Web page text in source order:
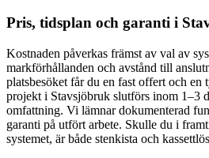
Pris, tidsplan och garanti i
Kostnaden påverkas främst av val av
markförhållanden och avstånd till
platsbesöket får du en fast offert och en
projekt i Stavsjöbruk slutförs inom 1–3
omfattning. Vi lämnar dokumenterad
garanti på utfört arbete. Skulle du i
systemet, är både stenkista och